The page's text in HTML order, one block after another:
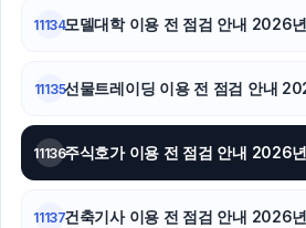
11134모델대학 이용 전 점검 안내 2026
11135선물트레이딩 이용 전 점검 안내
11136주식호가 이용 전 점검 안내 2026
11137건축기사 이용 전 점검 안내